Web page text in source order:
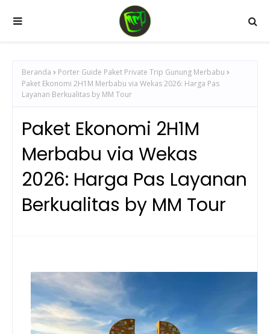
Beranda
Porter Guide Paket Private Trip Gunung Merbabu
Paket Ekonomi 2H1M Merbabu via Wekas 2026: Harga Pas
Layanan Berkualitas by MM Tour
Paket Ekonomi 2H1M
Merbabu via Wekas
2026: Harga Pas Layanan
Berkualitas by MM Tour